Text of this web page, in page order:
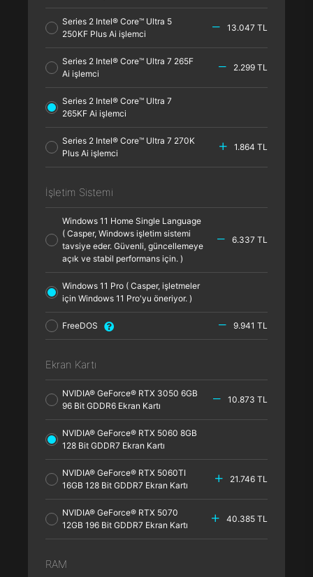
Series 2 Intel® Core™ Ultra 5
250KF Plus Ai işlemci
13.047 TL
Series 2 Intel® Core™ Ultra 7 265F
Ai işlemci
2.299 TL
Series 2 Intel® Core™ Ultra 7
265KF Ai işlemci
Series 2 Intel® Core™ Ultra 7 270K
Plus Ai işlemci
1.864 TL
İşletim Sistemi
Windows 11 Home Single Language
( Casper, Windows işletim sistemi
tavsiye eder. Güvenli, güncellemeye
açık ve stabil performans için. )
6.337 TL
Windows 11 Pro ( Casper, işletmeler
için Windows 11 Pro'yu öneriyor. )
FreeDOS 9.941 TL
Ekran Kartı
NVIDIA® GeForce® RTX 3050 6GB
96 Bit GDDR6 Ekran Kartı
10.873 TL
NVIDIA® GeForce® RTX 5060 8GB
128 Bit GDDR7 Ekran Kartı
NVIDIA® GeForce® RTX 5060TI
16GB 128 Bit GDDR7 Ekran Kartı
21.746 TL
NVIDIA® GeForce® RTX 5070
12GB 196 Bit GDDR7 Ekran Kartı
40.385 TL
RAM